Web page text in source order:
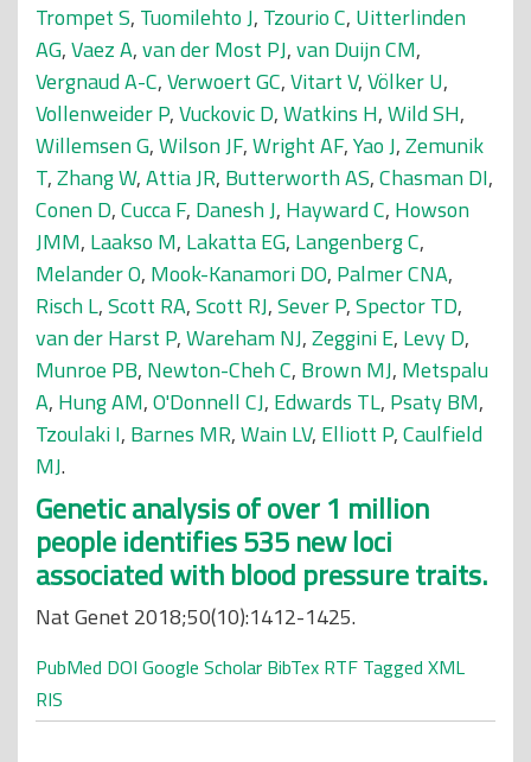
Trompet S, Tuomilehto J, Tzourio C, Uitterlinden
AG,Vaez A,van der Most PJ,van Duijn CM,
Vergnaud A-C,Verwoert GC,Vitart V,Völker U,
Vollenweider P,Vuckovic D,Watkins H,Wild SH,
Willemsen G,Wilson JF,Wright AF,Yao J,Zemunik
T,Zhang W,Attia JR, Butterworth AS,Chasman DI,
Conen D,Cucca F, Danesh J, Hayward C, Howson
JMM, Laakso M, Lakatta EG, Langenberg C,
Melander O, Mook-Kanamori DO, Palmer CNA,
Risch L,Scott RA,Scott RJ,Sever P,Spector TD,
van der Harst P,Wareham NJ,Zeggini E, Levy D,
Munroe PB, Newton-Cheh C, Brown MJ, Metspalu
A, Hung AM,O'Donnell CJ, Edwards TL, Psaty BM,
Tzoulaki I, Barnes MR,Wain LV, Elliott P,Caulfield
MJ.
Genetic analysis of over 1 million
people identifies 535 new loci
associated with blood pressure traits.
Nat Genet 2018;50(10):1412-1425.
PubMed DOI Google Scholar BibTex RTF Tagged XML
RIS